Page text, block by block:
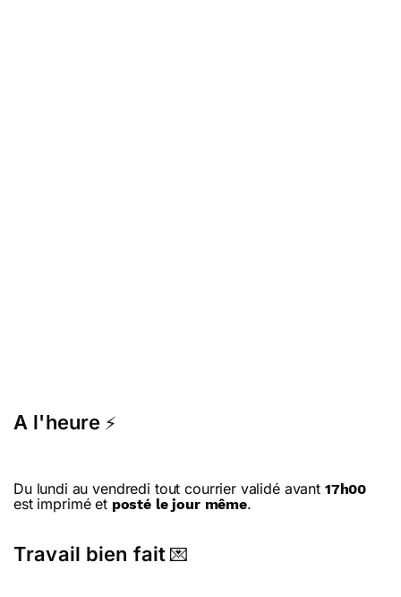
A l'heure ⚡
Du lundi au vendredi tout courrier validé avant 17h00
est imprimé et posté le jour même.
Travail bien fait 💌